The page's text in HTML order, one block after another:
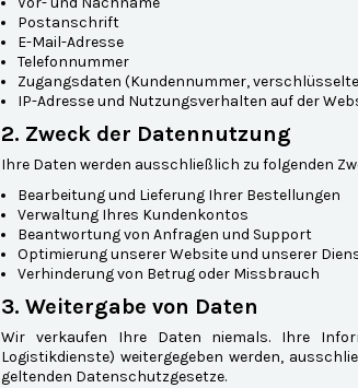
Postanschrift
E-Mail-Adresse
Telefonnummer
Zugangsdaten (Kundennummer,
IP-Adresse und Nutzungsverhalten auf der
2. Zweck der Datennutzung
Ihre Daten werden ausschließlich zu folgenden
Bearbeitung und Lieferung Ihrer Bestellungen
Verwaltung Ihres Kundenkontos
Beantwortung von Anfragen und Support
Optimierung unserer Website und unserer
Verhinderung von Betrug oder Missbrauch
3. Weitergabe von Daten
Wir verkaufen Ihre Daten niemals. Ihre
Logistikdienste) weitergegeben werden,
geltenden Datenschutzgesetze.